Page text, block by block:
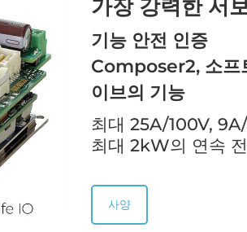
가장 강력한 서
기능 안전 인증
Composer2, 소프
이브의 기능
최대 25A/100V,
최대 2kW의 연속
사양